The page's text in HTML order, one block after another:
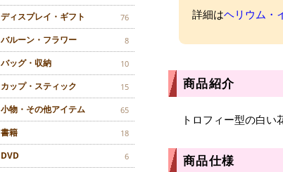
ディスプレイ・ギフト 76
バルーン・フラワー 8
バッグ・収納 10
カップ・スティック 15
小物・その他アイテム 65
書籍 18
DVD 6
詳細はヘリウム・
商品紹介
トロフィー型の白い
商品仕様